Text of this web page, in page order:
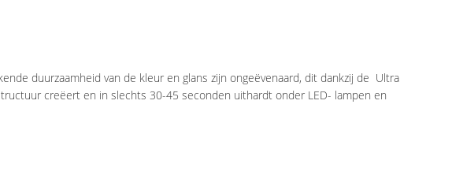
duurzaamheid van de kleur en glans zijn ongeëvenaard, dit dankzij de Ultra
creëert en in slechts 30-45 seconden uithardt onder LED- lampen en